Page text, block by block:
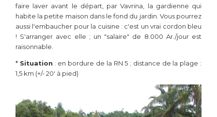
faire laver avant le départ, par Vavrina, la gardienne qui
habite la petite maison dans le fond du jardin. Vous pourrez
aussi l'embaucher pour la cuisine : c'est un vrai cordon bleu
! S'arranger avec elle ; un "salaire" de 8.000 Ar./jour est
raisonnable.
* Situation : en bordure de la RN 5 ; distance de la plage :
1,5 km (+/- 20' à pied)